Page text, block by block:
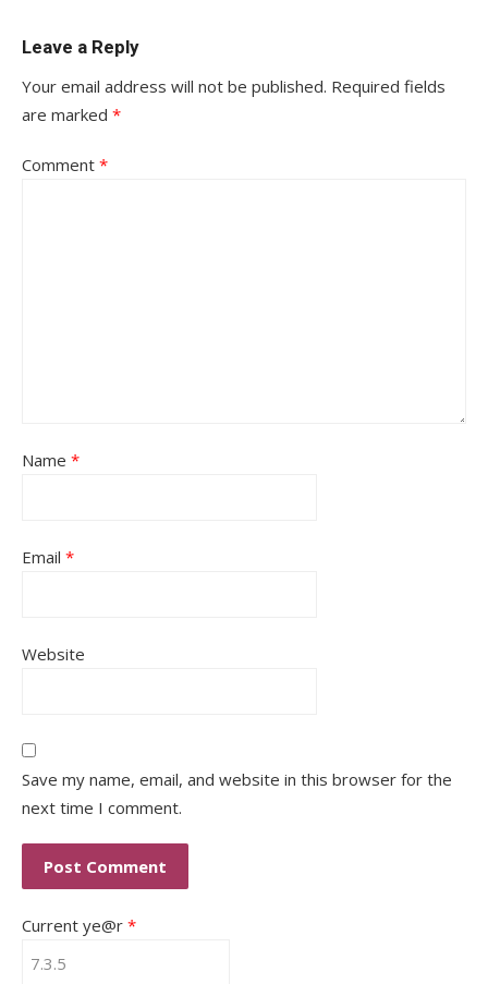
Leave a Reply
Your email address will not be published. Required fields
are marked *
Comment *
Name *
Email *
Website
Save my name, email, and website in this browser for the
next time I comment.
Current ye@r *